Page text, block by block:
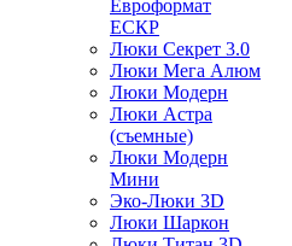
Евроформат
ЕСКР
Люки Секрет 3.0
Люки Мега Алюм
Люки Модерн
Люки Астра
(съемные)
Люки Модерн
Мини
Эко-Люки 3D
Люки Шаркон